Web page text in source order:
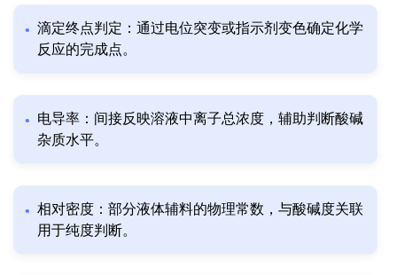
滴定终点判定：通过电位突变或指示剂变色确定化学
反应的完成点。
电导率：间接反映溶液中离子总浓度，辅助判断酸碱
杂质水平。
相对密度：部分液体辅料的物理常数，与酸碱度关联
用于纯度判断。